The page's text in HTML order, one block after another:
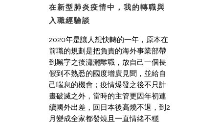
在新型肺炎疫情中，我的轉職與
入職經驗談
2020年是讓人想快轉的一年，原本在
前職的規劃是把負責的海外事業部帶
到黑字之後瀟灑離職，放自己一個長
假到不熟悉的國度增廣見聞，並給自
己喘息的機會；疫情爆發之後不只計
畫破滅之外，當時的主管更因年初連
續國外出差，回日本後高燒不退，到2
月變成全家都發燒且一直情緒不穩